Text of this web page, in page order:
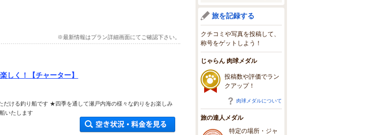
※最新情報はプラン詳細画面にてご確認下さい。
しく！【チャーター】
ける釣り船です ★四季を通して瀬戸内海の様々な釣りをお楽しみ
いたします
空き状況・料金を見る
旅を記録する
クチコミや写真を投稿して、
称号をゲットしよう！
じゃらん 肉球メダル
投稿数や評価でラン
クアップ！
肉球メダルについて
旅の達人メダル
特定の場所・ジャ